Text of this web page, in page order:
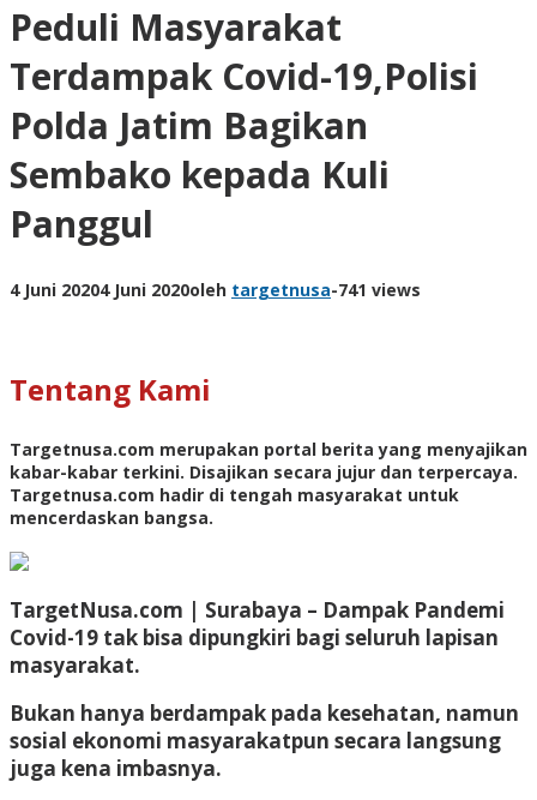
Peduli Masyarakat
Terdampak Covid-19,Polisi
Polda Jatim Bagikan
Sembako kepada Kuli
Panggul
4 Juni 20204 Juni 2020oleh targetnusa-741 views
Tentang Kami
Targetnusa.com merupakan portal berita yang menyajikan
kabar-kabar terkini. Disajikan secara jujur dan terpercaya.
Targetnusa.com hadir di tengah masyarakat untuk
mencerdaskan bangsa.
TargetNusa.com | Surabaya – Dampak Pandemi
Covid-19 tak bisa dipungkiri bagi seluruh lapisan
masyarakat.
Bukan hanya berdampak pada kesehatan, namun
sosial ekonomi masyarakatpun secara langsung
juga kena imbasnya.